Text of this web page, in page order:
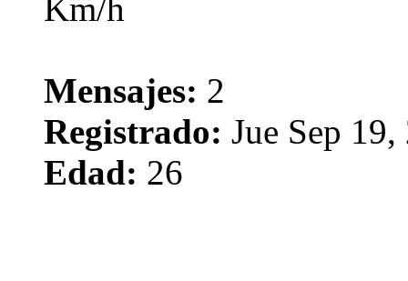
Mensajes: 2
Registrado: Jue Sep
Edad: 26